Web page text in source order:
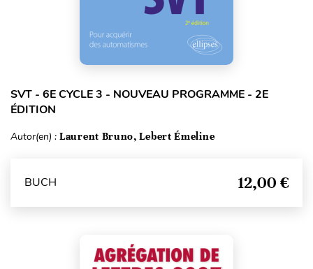
SVT - 6E CYCLE 3 - NOUVEAU PROGRAMME - 2E
ÉDITION
Autor(en) : Laurent Bruno, Lebert Émeline
BUCH 12,00 €